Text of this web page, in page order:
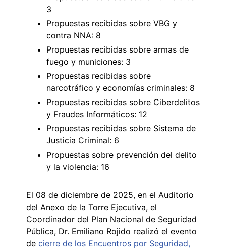
3
Propuestas recibidas sobre VBG y
contra NNA: 8
Propuestas recibidas sobre armas de
fuego y municiones: 3
Propuestas recibidas sobre
narcotráfico y economías criminales: 8
Propuestas recibidas sobre Ciberdelitos
y Fraudes Informáticos: 12
Propuestas recibidas sobre Sistema de
Justicia Criminal: 6
Propuestas sobre prevención del delito
y la violencia: 16
El 08 de diciembre de 2025, en el Auditorio
del Anexo de la Torre Ejecutiva, el
Coordinador del Plan Nacional de Seguridad
Pública, Dr. Emiliano Rojido realizó el evento
de cierre de los Encuentros por Seguridad,